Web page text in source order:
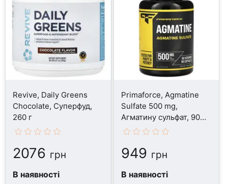
Revive, Daily Greens
Chocolate, Суперфуд,
260 г
2076 грн
В наявності
Primaforce, Agmatine
Sulfate 500 mg,
Агматину сульфат, 90
капсул
949 грн
В наявності